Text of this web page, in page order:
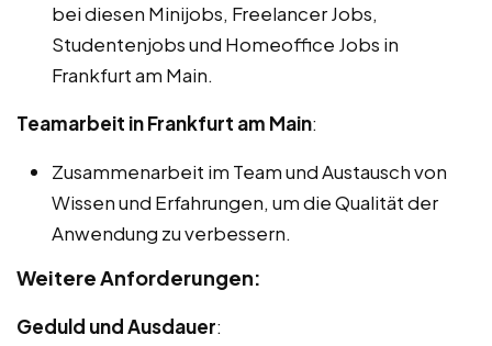
bei diesen Minijobs, Freelancer Jobs,
Studentenjobs und Homeoffice Jobs in
Frankfurt am Main.
Teamarbeit in Frankfurt am Main:
Zusammenarbeit im Team und Austausch von
Wissen und Erfahrungen, um die Qualität der
Anwendung zu verbessern.
Weitere Anforderungen:
Geduld und Ausdauer: